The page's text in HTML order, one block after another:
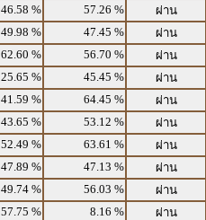
46.58 % 57.26 % ผ่าน
49.98 % 47.45 % ผ่าน
62.60 % 56.70 % ผ่าน
25.65 % 45.45 % ผ่าน
41.59 % 64.45 % ผ่าน
43.65 % 53.12 % ผ่าน
52.49 % 63.61 % ผ่าน
47.89 % 47.13 % ผ่าน
49.74 % 56.03 % ผ่าน
57.75 % 8.16 % ผ่าน